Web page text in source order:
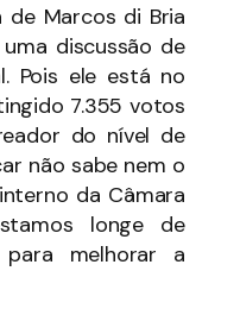
de Marcos di Bria
discussão de
Pois ele está no
7.355 votos
do nível de
não sabe nem o
da Câmara
longe de
melhorar a